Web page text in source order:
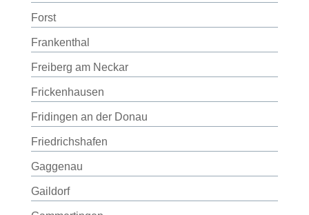
Forst
Frankenthal
Freiberg am Neckar
Frickenhausen
Fridingen an der Donau
Friedrichshafen
Gaggenau
Gaildorf